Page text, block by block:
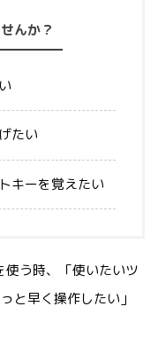
んか？
たい
キーを覚えたい
う時、「使いたいツ
と早く操作したい」